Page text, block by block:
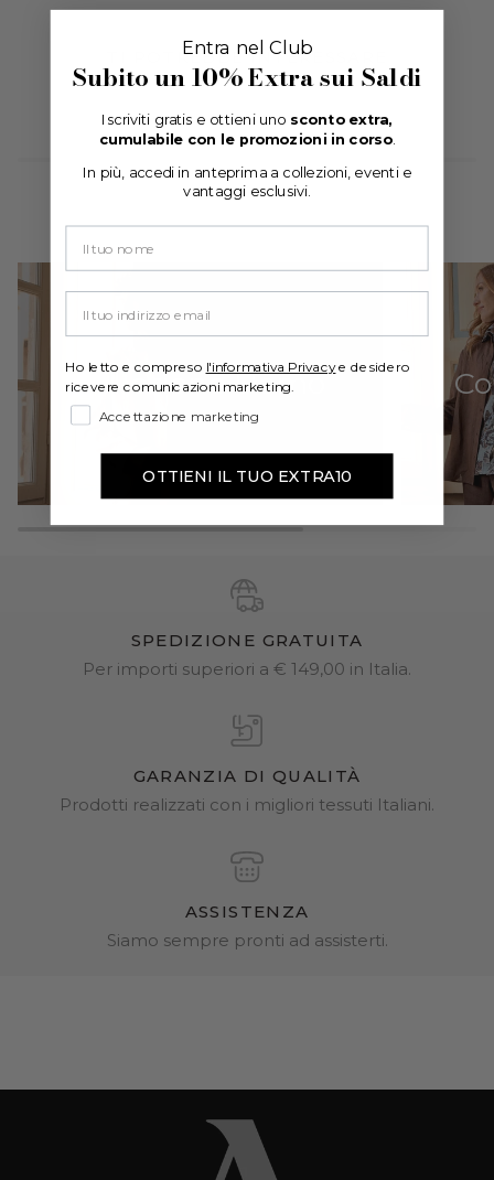
TI POTREBBE INTERESSARE
Collezione Uomo
SPEDIZIONE GRATUITA
Per importi superiori a € 149,00 in Italia.
GARANZIA DI QUALITÀ
Prodotti realizzati con i migliori tessuti Italiani.
ASSISTENZA
Siamo sempre pronti ad assisterti.
Entra nel Club
Subito un10% Extrasui Saldi
Iscriviti gratis e ottieni uno sconto extra,
cumulabile con le promozioni in corso.
In più, accedi in anteprima a collezioni, eventi e
vantaggi esclusivi.
Ho letto e compreso l'informativa Privacye desidero
ricevere comunicazioni marketing.
Accettazione marketing
OTTIENI IL TUO EXTRA10